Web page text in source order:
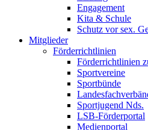
Engagement
Kita & Schule
Schutz vor sex.
Mitglieder
Förderrichtlinien
Förderrichtlinien
Sportvereine
Sportbünde
Sportjugend Nds.
LSB-Förderportal
Medienportal